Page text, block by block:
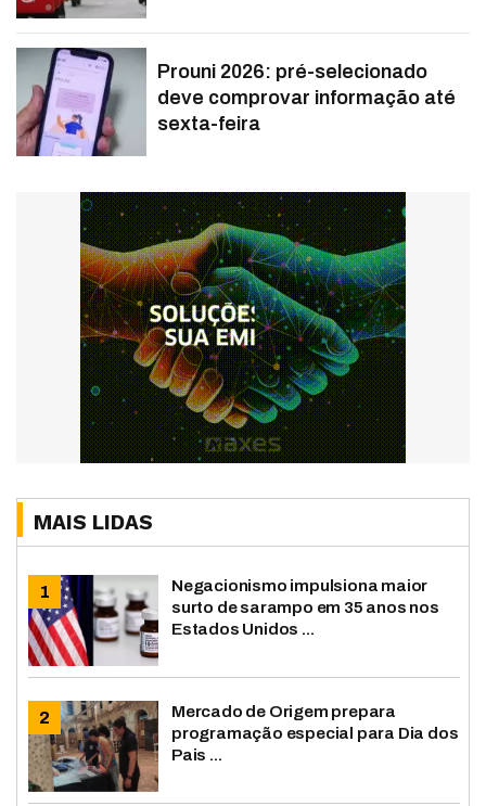
Prouni 2026: pré-selecionado
deve comprovar informação até
sexta-feira
MAIS LIDAS
Negacionismo impulsiona maior
surto de sarampo em 35 anos nos
Estados Unidos ...
Mercado de Origem prepara
programação especial para Dia dos
Pais ...